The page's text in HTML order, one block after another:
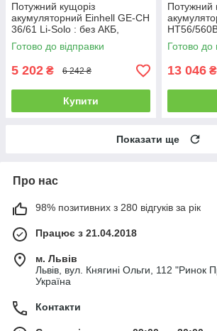
Потужний кущоріз
акумуляторний Einhell GE-CH
36/61 Li-Solo : без АКБ,
довжина шини/ножа 67 см /
61 см
Готово до відправки
5 202 ₴ 6 242 ₴
Купити
Потужний
HT56/
(HT56/
Готово до
13 046 ₴
Показати ще
Про нас
98% позитивних з 280 відгуків за рік
Працює з 21.04.2018
м. Львів
Львів, вул. Княгині Ольги, 112 "Ринок
Україна
Контакти